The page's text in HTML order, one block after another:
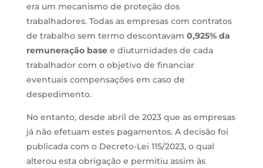
era um mecanismo de proteção dos
trabalhadores. Todas as empresas com contratos
de trabalho sem termo descontavam 0,925% da
remuneração basee diuturnidades de cada
trabalhador com o objetivo de financiar
eventuais compensações em caso de
despedimento.
No entanto, desde abril de 2023 que as empresas
já não efetuam estes pagamentos. A decisão foi
publicada com o Decreto-Lei 115/2023, o qual
alterou esta obrigação e permitiu assim às